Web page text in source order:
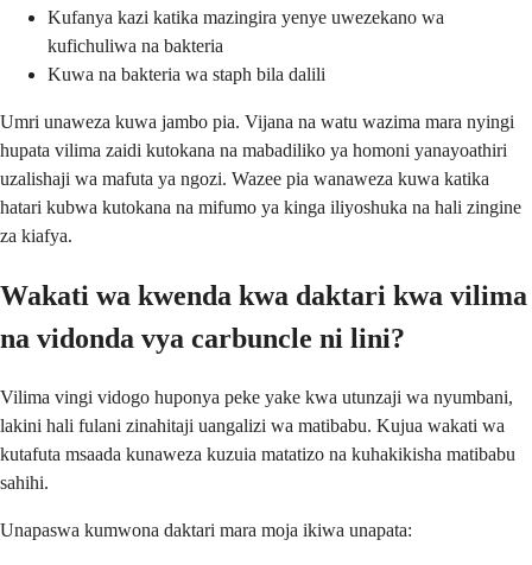
Kufanya kazi katika mazingira yenye uwezekano wa
kufichuliwa na bakteria
Kuwa na bakteria wa staph bila dalili
Umri unaweza kuwa jambo pia. Vijana na watu wazima mara nyingi
hupata vilima zaidi kutokana na mabadiliko ya homoni yanayoathiri
uzalishaji wa mafuta ya ngozi. Wazee pia wanaweza kuwa katika
hatari kubwa kutokana na mifumo ya kinga iliyoshuka na hali zingine
za kiafya.
Wakati wa kwenda kwa daktari kwa vilima
na vidonda vya carbuncle ni lini?
Vilima vingi vidogo huponya peke yake kwa utunzaji wa nyumbani,
lakini hali fulani zinahitaji uangalizi wa matibabu. Kujua wakati wa
kutafuta msaada kunaweza kuzuia matatizo na kuhakikisha matibabu
sahihi.
Unapaswa kumwona daktari mara moja ikiwa unapata: